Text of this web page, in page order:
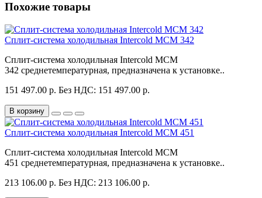
Похожие товары
Сплит-система холодильная Intercold MCM 342
Сплит-система холодильная Intercold MCM
342 среднетемпературная, предназначена к установке..
151 497.00 р. Без НДС: 151 497.00 р.
В корзину
Сплит-система холодильная Intercold MCM 451
Сплит-система холодильная Intercold MCM
451 среднетемпературная, предназначена к установке..
213 106.00 р. Без НДС: 213 106.00 р.